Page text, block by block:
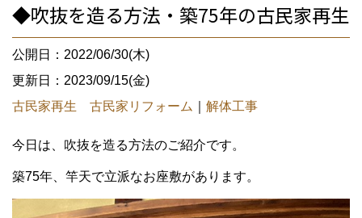
◆吹抜を造る方法・築75年の古民家再生
公開日：2022/06/30(木)
更新日：2023/09/15(金)
古民家再生 古民家リフォーム
解体工事
今日は、吹抜を造る方法のご紹介です。
築75年、竿天で立派なお座敷があります。